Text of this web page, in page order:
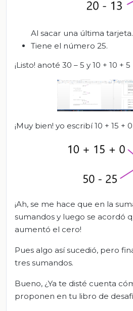
Al sacar una última tarjeta.
Tiene el número 25.
¡Listo! anoté 30 – 5 y 10 + 10 + 5
¡Muy bien! yo escribí 10 + 15 +
¡Ah, se me hace que en la
sumandos y luego se acordó
aumentó el cero!
Pues algo así sucedió, pero
tres sumandos.
Bueno, ¿Ya te disté cuenta
proponen en tu libro de